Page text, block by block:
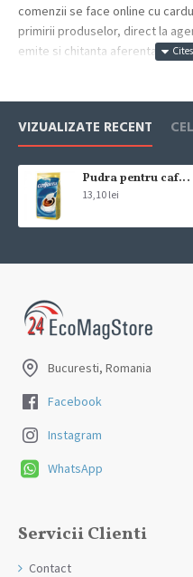
comenzii se face online cu
primirii produselor, direct la
emite si chitanta aferenta
pana in ora 12:00 de luni pana
facuta dupa ora 12:00, sambata
trimitem comanda in prima zi
termen aproximativ de livrare,
In cazul aparitiei unor intarzieri,
Produsele sunt livrate la
livrare in momentul plasarii
VIZUALIZATE RECENT
Pudra pentru cafea Coffeta 400 gr
13,10 lei
Bucuresti, Romania
Facebook
Instagram
WhatsApp
Servicii Clienti
Contact